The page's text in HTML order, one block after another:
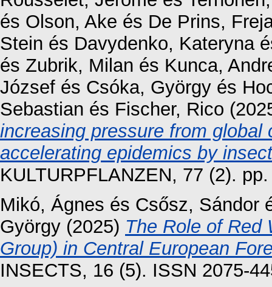
és Olson, Ake és De Prins,
Stein és Davydenko, Kateryna
és Zubrik, Milan és Kunca,
József és Csóka, György és
Sebastian és Fischer, Rico
increasing pressure from
accelerating epidemics by
KULTURPFLANZEN, 77 (2).
Mikó, Ágnes és Csősz, Sándor
György (2025) The Role of Red
Group) in Central European
INSECTS, 16 (5). ISSN 2075-